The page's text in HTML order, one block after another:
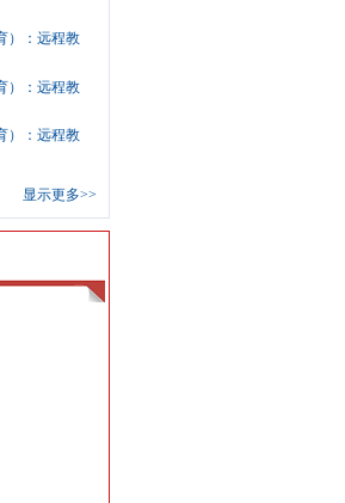
）：远程教
）：远程教
）：远程教
显示更多>>